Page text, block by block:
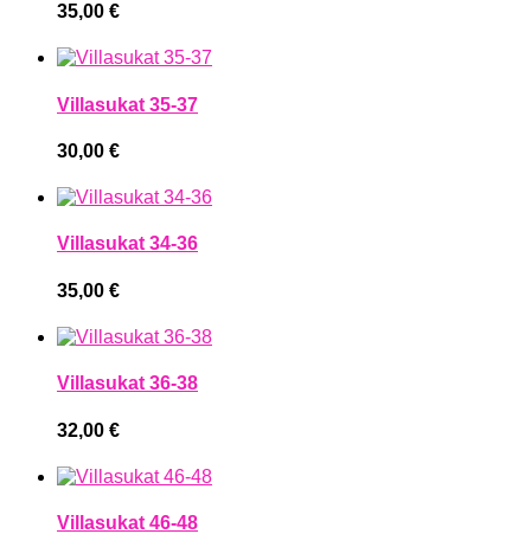
35,00 €
Villasukat 35-37
30,00 €
Villasukat 34-36
35,00 €
Villasukat 36-38
32,00 €
Villasukat 46-48